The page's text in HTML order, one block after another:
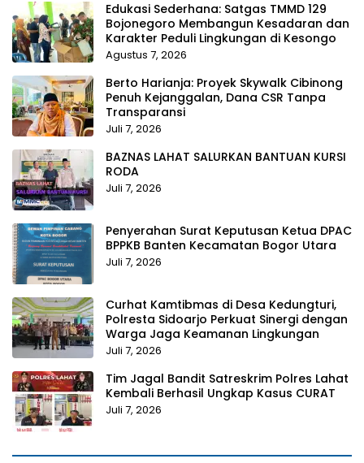
Edukasi Sederhana: Satgas TMMD 129
Bojonegoro Membangun Kesadaran dan
Karakter Peduli Lingkungan di Kesongo
Agustus 7, 2026
Berto Harianja: Proyek Skywalk Cibinong
Penuh Kejanggalan, Dana CSR Tanpa
Transparansi
Juli 7, 2026
BAZNAS LAHAT SALURKAN BANTUAN KURSI
RODA
Juli 7, 2026
Penyerahan Surat Keputusan Ketua DPAC
BPPKB Banten Kecamatan Bogor Utara
Juli 7, 2026
Curhat Kamtibmas di Desa Kedungturi,
Polresta Sidoarjo Perkuat Sinergi dengan
Warga Jaga Keamanan Lingkungan
Juli 7, 2026
Tim Jagal Bandit Satreskrim Polres Lahat
Kembali Berhasil Ungkap Kasus CURAT
Juli 7, 2026